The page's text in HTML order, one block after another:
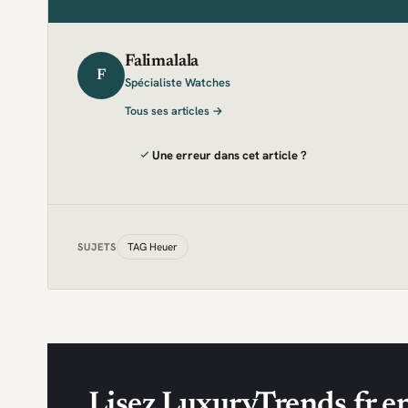
F
Falimalala
Spécialiste Watches
Tous ses articles →
Une erreur dans cet article ?
SUJETS TAG Heuer